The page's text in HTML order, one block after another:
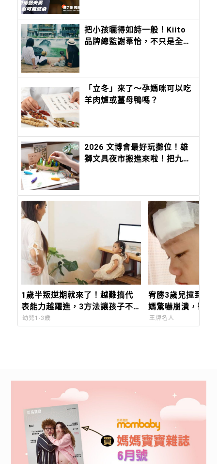
把小孩曬得如詩一般！Kiito
品牌總監謝葦怡，不只是全台
「立冬」來了～孕媽咪可以吃
羊肉爐或薑母鴨嗎？
2026 文博會最好玩攤位！雄
獅文具夜市搬進來啦！把九層
1歲半叛逆期就來了！越難搞代
表能力越躍進，3方法讓孩子不
生氣，別在哭鬧時說教
幼兒1-3歲
宥勝3歲兒撞到頭
媽驚嚇崩潰，醫師
判斷孩子傷口送
王牌名人